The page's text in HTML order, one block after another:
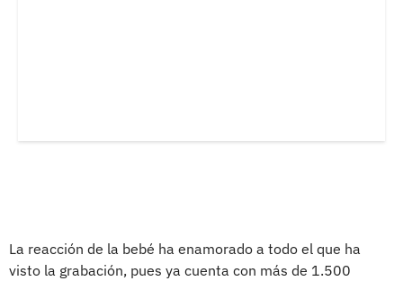
La reacción de la bebé ha enamorado a todo el que ha
visto la grabación, pues ya cuenta con más de 1.500